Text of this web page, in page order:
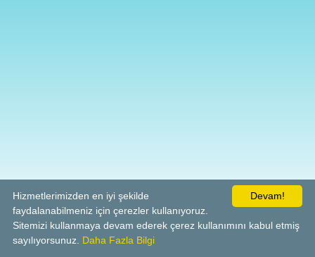
Devam!
Hizmetlerimizden en iyi şekilde
faydalanabilmeniz için çerezler kullanıyoruz.
Sitemizi kullanmaya devam ederek çerez kullanımını kabul etmiş
sayılıyorsunuz. Daha Fazla Bilgi